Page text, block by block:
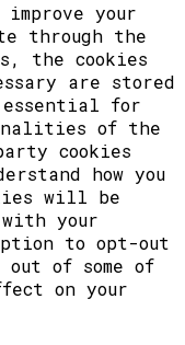
your
through the
the cookies
are stored
essential for
of the
cookies
how you
will be
your
to opt-out
of some of
on your